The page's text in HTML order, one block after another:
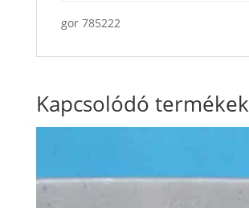
gor 785222
Kapcsolódó termékek